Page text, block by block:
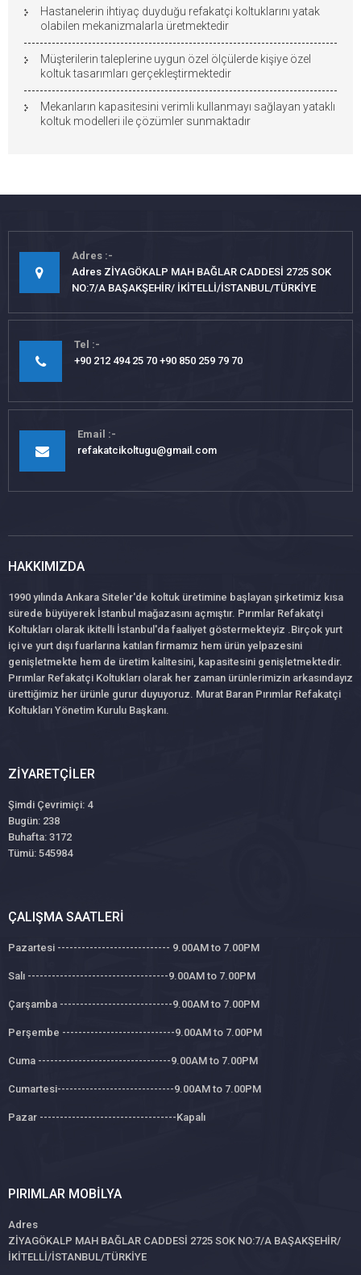
Hastanelerin ihtiyaç duyduğu refakatçi koltuklarını yatak
olabilen mekanizmalarla üretmektedir
Müşterilerin taleplerine uygun özel ölçülerde kişiye özel
koltuk tasarımları gerçekleştirmektedir
Mekanların kapasitesini verimli kullanmayı sağlayan yataklı
koltuk modelleri ile çözümler sunmaktadır
Adres
Adres ZİYAGÖKALP MAH BAĞLAR CADDESİ 2725 SOK
NO:7/A BAŞAKŞEHİR/ İKİTELLİ/İSTANBUL/TÜRKİYE
Tel
+90 212 494 25 70 +90 850 259 79 70
Email
refakatcikoltugu@gmail.com
HAKKIMIZDA
1990 yılında Ankara Siteler'de koltuk üretimine başlayan şirketimiz kısa
sürede büyüyerek İstanbul mağazasını açmıştır. Pırımlar Refakatçi
Koltukları olarak ikitelli İstanbul'da faaliyet göstermekteyiz .Birçok yurt
içi ve yurt dışı fuarlarına katılan firmamız hem ürün yelpazesini
genişletmekte hem de üretim kalitesini, kapasitesini genişletmektedir.
Pırımlar Refakatçi Koltukları olarak her zaman ürünlerimizin arkasındayız
ürettiğimiz her ürünle gurur duyuyoruz. Murat Baran Pırımlar Refakatçi
Koltukları Yönetim Kurulu Başkanı.
ZIYARETÇILER
Şimdi Çevrimiçi: 4
Bugün: 238
Buhafta: 3172
Tümü: 545984
ÇALIŞMA SAATLERI
Pazartesi ---------------------------- 9.00AM to 7.00PM
Salı -----------------------------------9.00AM to 7.00PM
Çarşamba ----------------------------9.00AM to 7.00PM
Perşembe ----------------------------9.00AM to 7.00PM
Cuma ---------------------------------9.00AM to 7.00PM
Cumartesi-----------------------------9.00AM to 7.00PM
Pazar ----------------------------------Kapalı
PIRIMLAR MOBILYA
Adres
ZİYAGÖKALP MAH BAĞLAR CADDESİ 2725 SOK NO:7/A BAŞAKŞEHİR/
İKİTELLİ/İSTANBUL/TÜRKİYE